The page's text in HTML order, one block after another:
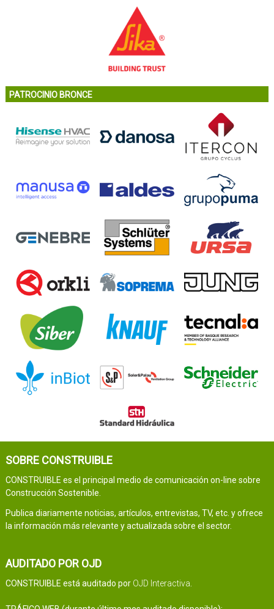
PATROCINIO BRONCE
SOBRE CONSTRUIBLE
CONSTRUIBLE es el principal medio de comunicación on-line sobre
Construcción Sostenible.
Publica diariamente noticias, artículos, entrevistas, TV, etc. y ofrece
la información más relevante y actualizada sobre el sector.
AUDITADO POR OJD
CONSTRUIBLE está auditado por OJD Interactiva.